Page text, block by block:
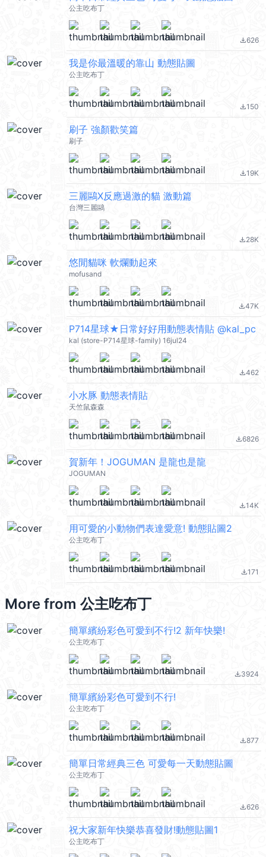
公主吃布丁
file_download626
我是你最溫暖的靠山 動態貼圖
公主吃布丁
file_download150
刷子 強顏歡笑篇
刷子
file_download19K
三麗鷗X反應過激的貓 激動篇
台灣三麗鷗
file_download28K
悠閒貓咪 軟爛動起來
mofusand
file_download47K
P714星球★日常好好用動態表情貼 @kal_pc
kal (store-P714星球-family) 16jul24
file_download462
小水豚 動態表情貼
天竺鼠森森
file_download6826
賀新年！JOGUMAN 是龍也是龍
JOGUMAN
file_download14K
用可愛的小動物們表達愛意! 動態貼圖2
公主吃布丁
file_download171
More from 公主吃布丁
簡單繽紛彩色可愛到不行!2 新年快樂!
公主吃布丁
file_download3924
簡單繽紛彩色可愛到不行!
公主吃布丁
file_download877
簡單日常經典三色 可愛每一天動態貼圖
公主吃布丁
file_download626
祝大家新年快樂恭喜發財!動態貼圖1
公主吃布丁